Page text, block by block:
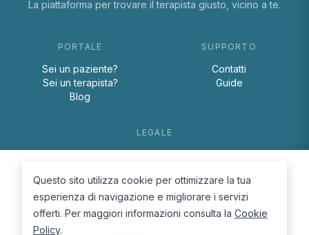
La piattaforma per trovare il terapista giusto, vicino a te.
PORTALE
Sei un paziente?
Sei un terapista?
Blog
SUPPORTO
Contatti
Guide
LEGALE
Cookie Policy
Questo sito utilizza cookie per ottimizzare la tua
esperienza di navigazione e migliorare i servizi
offerti. Per maggiori informazioni consulta la Cookie
Policy.